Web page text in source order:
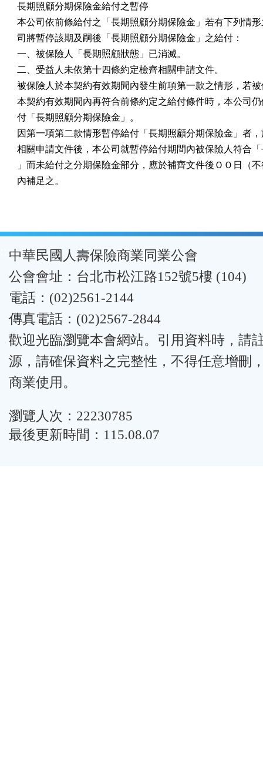
長期照顧分期保險金給付之暫停
本公司依前條給付之「長期照顧分期保險金」若有下列情
司將暫停該期及嗣後「長期照顧分期保險金」之給付：
一、被保險人「長期照顧狀態」已消滅。
二、受益人未依第十四條約定檢齊相關申請文件。
被保險人於本契約有效期間內發生前項第一款之情形，若
本契約有效期間內再符合前條約定之給付條件時，本公司
付「長期照顧分期保險金」。
因第一項第二款情形暫停給付「長期照顧分期保險金」者
相關申請文件後，本公司就暫停給付期間內被保險人符合
」而未給付之分期保險金部分，應於補齊文件後ＯＯ日（
內補足之。
:::中華民國人壽保險商業同業公會
公會會址：台北市松江路152號5樓 (104)
電話：(02)2561-2144
傳真電話：(02)2567-2844
歡迎光臨瀏覽本會網站。引用資料時，請
源，請確保資料之完整性，不得任意增刪
商業使用。
瀏覽人次：22230785
最後更新時間：115.08.07